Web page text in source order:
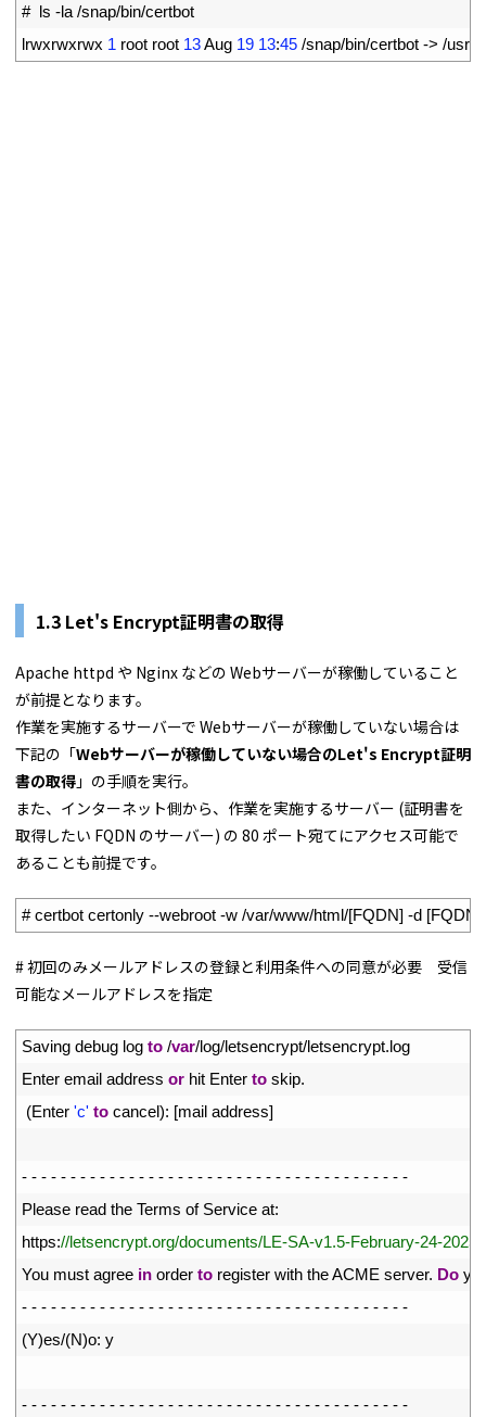
#  ls -la /snap/bin/certbot
lrwxrwxrwx 1 root root 13Aug 19 13:45 /snap/bin/certbot -> /usr
1.3 Let's Encrypt証明書の取得
Apache httpd や Nginx などの Webサーバーが稼働していること
が前提となります。
作業を実施するサーバーで Webサーバーが稼働していない場合は
下記の「Webサーバーが稼働していない場合のLet's Encrypt証明
書の取得 」の手順を実行。
また、インターネット側から、作業を実施するサーバー (証明書を
取得したい FQDN のサーバー) の 80 ポート宛てにアクセス可能で
あることも前提です。
# certbot certonly --webroot -w /var/www/html/[FQDN] -d [FQDN]
# 初回のみメールアドレスの登録と利用条件への同意が必要 受信
可能なメールアドレスを指定
Saving debug log to /var/log/letsencrypt/letsencrypt.log
Enter email address or hit Enter to skip.
(Enter 'c' to cancel): [mail address]
- - - - - - - - - - - - - - - - - - - - - - - - - - - - - - - - - - - - - - - -
Please read the Terms of Service at:
https://letsencrypt.org/documents/LE-SA-v1.5-February-24-
You must agree in order to register with the ACME server. Do
- - - - - - - - - - - - - - - - - - - - - - - - - - - - - - - - - - - - - - - -
(Y)es/(N)o: y
- - - - - - - - - - - - - - - - - - - - - - - - - - - - - - - - - - - - - - - -